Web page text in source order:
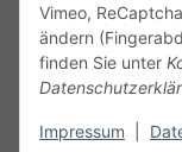
Phone:+49 40
Fax:+49 40 5281050
Email:sales@tow-
Vimeo,
ändern
finden Sie unter
Impressum